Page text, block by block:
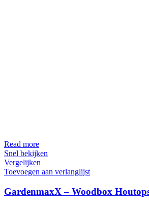
Read more
Snel bekijken
Vergelijken
Toevoegen aan verlanglijst
GardenmaxX – Woodbox